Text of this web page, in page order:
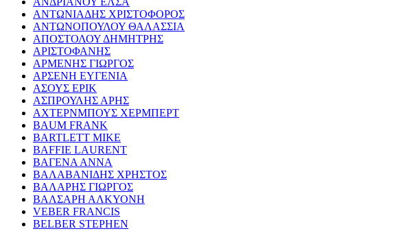
ΑΝΤΩΝΙΑΔΗΣ ΧΡΙΣΤΟΦΟΡΟΣ
ΑΝΤΩΝΟΠΟΥΛΟΥ ΘΑΛΑΣΣΙΑ
ΑΠΟΣΤΟΛΟΥ ΔΗΜΗΤΡΗΣ
ΑΡΙΣΤΟΦΑΝΗΣ
ΑΡΜΕΝΗΣ ΓΙΩΡΓΟΣ
ΑΡΣΕΝΗ ΕΥΓΕΝΙΑ
ΑΣΟΥΣ ΕΡΙΚ
ΑΣΠΡΟΥΛΗΣ ΑΡΗΣ
ΑΧΤΕΡΝΜΠΟΥΣ ΧΕΡΜΠΕΡΤ
BAUM FRANK
BARTLETT MIKE
BAFFIE LAURENT
ΒΑΓΕΝΑ ΑΝΝΑ
ΒΑΛΑΒΑΝΙΔΗΣ ΧΡΗΣΤΟΣ
ΒΑΛΑΡΗΣ ΓΙΩΡΓΟΣ
ΒΑΛΣΑΡΗ ΑΛΚΥΟΝΗ
VEBER FRANCIS
BELBER STEPHEN